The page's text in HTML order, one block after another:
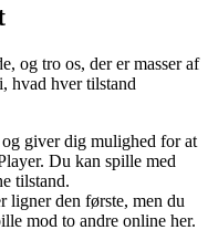
og tro os, der er masser af
hvad hver tilstand
giver dig mulighed for at
Du kan spille med
tilstand.
ligner den første, men du
mod to andre online her.